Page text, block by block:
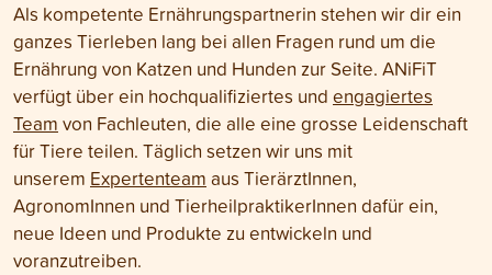
Als kompetente Ernährungspartnerin stehen wir dir ein
ganzes Tierleben lang bei allen Fragen rund um die
Ernährung von Katzen und Hunden zur Seite. ANiFiT
verfügt über ein hochqualifiziertes und engagiertes
Team von Fachleuten, die alle eine grosse Leidenschaft
für Tiere teilen. Täglich setzen wir uns mit
unserem Expertenteam aus TierärztInnen,
AgronomInnen und TierheilpraktikerInnen dafür ein,
neue Ideen und Produkte zu entwickeln und
voranzutreiben.